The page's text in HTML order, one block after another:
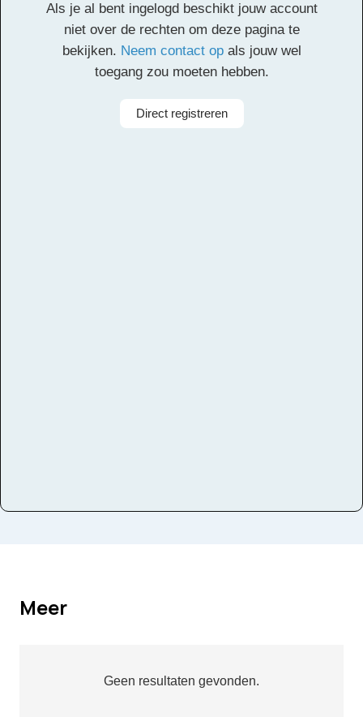
Facebook
TwitterEmailPinterestLinkedIn
Delen
Als je al bent ingelogd beschikt jouw account
niet over de rechten om deze pagina te
bekijken. Neem contact opals jouw wel
toegang zou moeten hebben.
Direct registreren
Alle rechten voorbehouden
Jogi Gilles
Meer
Geen resultaten gevonden.